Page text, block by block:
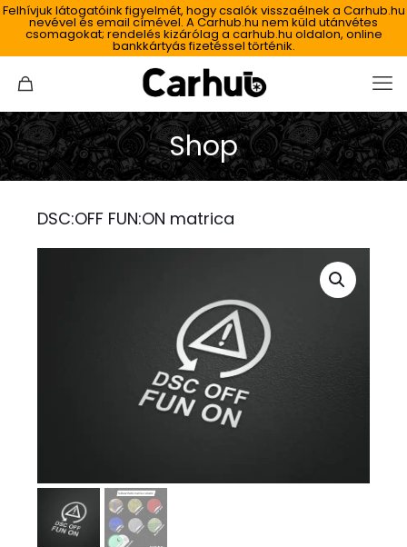
Felhívjuk látogatóink figyelmét, hogy csalók visszaélnek a Carhub.hu
nevével és email címével. A Carhub.hu nem küld utánvétes
csomagokat; rendelés kizárólag a carhub.hu oldalon, online
bankkártyás fizetéssel történik.
Shop
DSC:OFF FUN:ON matrica